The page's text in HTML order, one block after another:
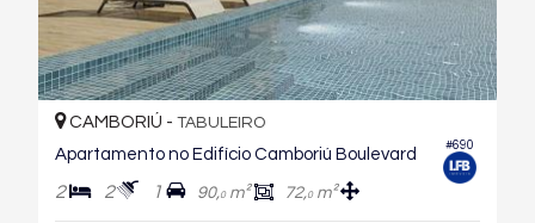
#690
CAMBORIÚ - TABULEIRO
Apartamento no Edifício Camboriú Boulevard
2 2 1 90,0m² 72,0m²